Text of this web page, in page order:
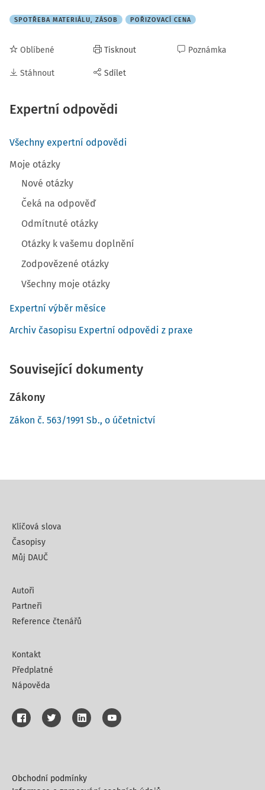
SPOTŘEBA MATERIÁLU, ZÁSOB POŘIZOVACÍ CENA
Oblíbené
Stáhnout
Tisknout
Sdílet
Poznámka
Expertní odpovědi
Všechny expertní odpovědi
Moje otázky
Nové otázky
Čeká na odpověď
Odmítnuté otázky
Otázky k vašemu doplnění
Zodpovězené otázky
Všechny moje otázky
Expertní výběr měsíce
Archiv časopisu Expertní odpovědi z praxe
Související dokumenty
Zákony
Zákon č. 563/1991 Sb., o účetnictví
Klíčová slova
Časopisy
Můj DAUČ
Autoři
Partneři
Reference čtenářů
Kontakt
Předplatné
Nápověda
Obchodní podmínky